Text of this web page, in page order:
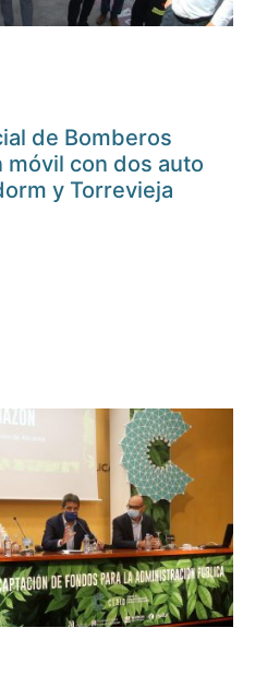
de Bomberos
con dos auto
y Torrevieja